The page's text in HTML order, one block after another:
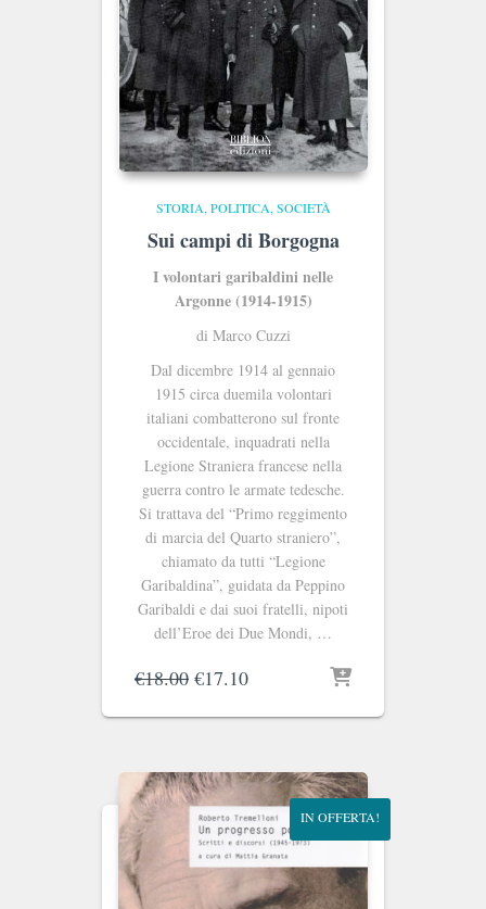
STORIA, POLITICA, SOCIETÀ
Sui campi di Borgogna
I volontari garibaldini nelle
Argonne (1914-1915)
di Marco Cuzzi
Dal dicembre 1914 al gennaio
1915 circa duemila volontari
italiani combatterono sul fronte
occidentale, inquadrati nella
Legione Straniera francese nella
guerra contro le armate tedesche.
Si trattava del “Primo reggimento
di marcia del Quarto straniero”,
chiamato da tutti “Legione
Garibaldina”, guidata da Peppino
Garibaldi e dai suoi fratelli, nipoti
dell’Eroe dei Due Mondi, …
€18.00 Il
originale
€18.00.
€17.10Il
attuale
€17.10.
IN OFFERTA!